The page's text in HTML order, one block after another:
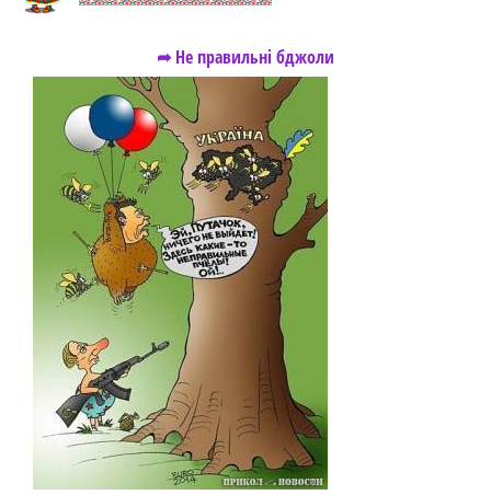
➦ Не правильні бджоли